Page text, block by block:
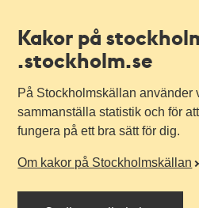
Kakor på
.stockholm.se
På Stockholmskällan använder
sammanställa statistik och för
fungera på ett bra sätt för dig.
Om kakor på Stockholmskällan